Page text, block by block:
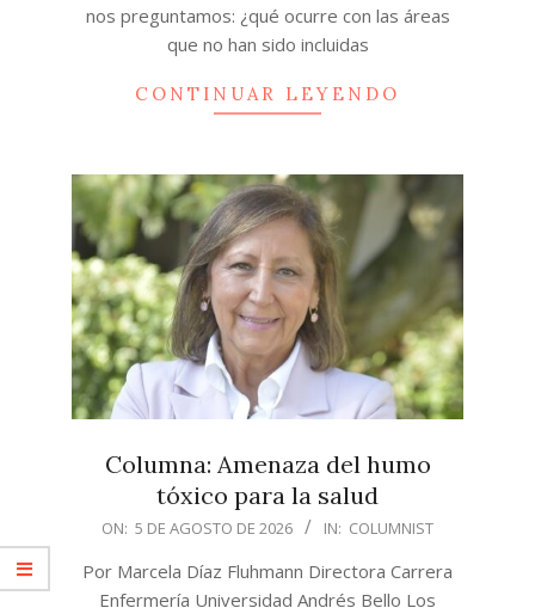
nos preguntamos: ¿qué ocurre con las áreas
que no han sido incluidas
CONTINUAR LEYENDO
Columna: Amenaza del humo
tóxico para la salud
2026-
05
ON: 5 DE AGOSTO DE 2026 IN: COLUMNIST
Por Marcela Díaz Fluhmann Directora Carrera
Enfermería Universidad Andrés Bello Los